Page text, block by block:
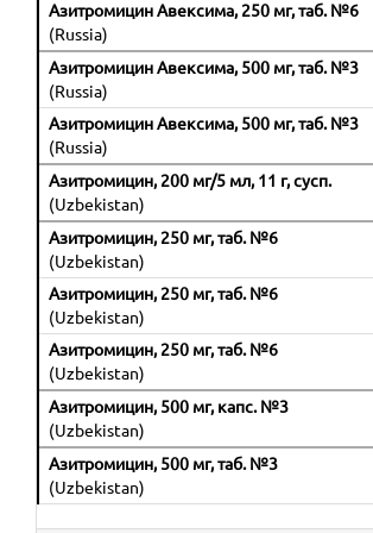
Азитромицин Авексима, 250 мг, таб. №6
(Russia)
Азитромицин Авексима, 500 мг, таб. №3
(Russia)
Азитромицин Авексима, 500 мг, таб. №3
(Russia)
Азитромицин, 200 мг/5 мл, 11 г, сусп.
(Uzbekistan)
Азитромицин, 250 мг, таб. №6
(Uzbekistan)
Азитромицин, 250 мг, таб. №6
(Uzbekistan)
Азитромицин, 250 мг, таб. №6
(Uzbekistan)
Азитромицин, 500 мг, капс. №3
(Uzbekistan)
Азитромицин, 500 мг, таб. №3
(Uzbekistan)